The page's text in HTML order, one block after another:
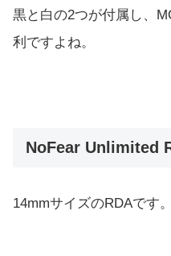
黒と白の2つが付属し、
利ですよね。
NoFear Unlimited
14mmサイズのRDAです。